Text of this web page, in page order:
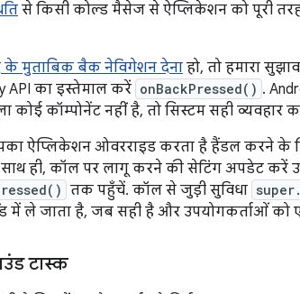
से किसी कोल्ड मैसेज से ऐप्लिकेशन को पूरी
मुताबिक बैक नेविगेशन देना हो, तो हमारा
API का इस्तेमाल करें onBackPressed() .
कोई कॉम्पोनेंट नहीं है, तो सिस्टम सही व्यवहार
ऐप्लिकेशन ओवरराइड करता है हैंडल करने के
साथ ही, कॉल पर लागू करने की सेटिंग अपडेट करें
तक पहुँचें. कॉल से जुड़ी सुविधा
में ले जाता है, जब सही है और उपयोगकर्ताओं
टास्क